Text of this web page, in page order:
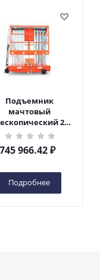
Подъемник
мачтовый
200
10 м TOR GTWY10-
DC 2-мачтовый
(N) в
745 966.42₽
Подробнее